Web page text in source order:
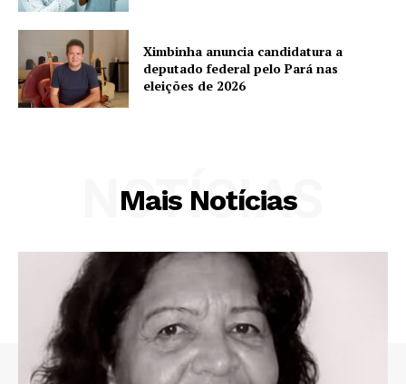
Ximbinha anuncia candidatura a
deputado federal pelo Pará nas
eleições de 2026
Mais Notícias
NOTÍCIAS